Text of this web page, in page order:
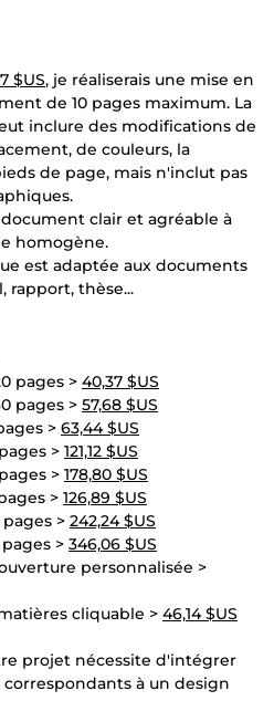
$US, je réaliserais une mise en
de 10 pages maximum. La
inclure des modifications de
de couleurs, la
de page, mais n'inclut pas
clair et agréable à
homogène.
est adaptée aux documents
rapport, thèse...
pages > 40,37 $US
pages > 57,68 $US
> 63,44 $US
> 121,12 $US
> 178,80 $US
> 126,89 $US
> 242,24 $US
> 346,06 $US
personnalisée >
cliquable > 46,14 $US
projet nécessite d'intégrer
à un design